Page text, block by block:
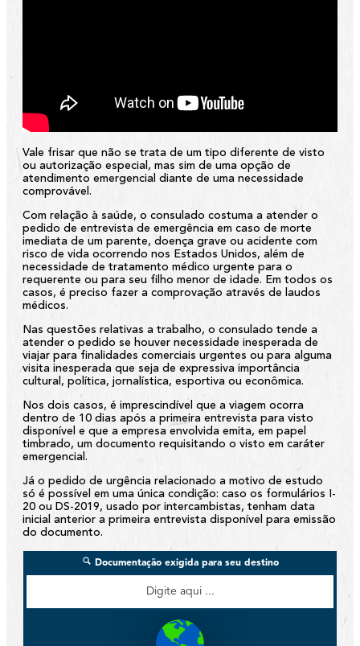
Vale frisar que não se trata de um tipo diferente de visto
ou autorização especial, mas sim de uma opção de
atendimento emergencial diante de uma necessidade
comprovável.
Com relação à saúde, o consulado costuma a atender o
pedido de entrevista de emergência em caso de morte
imediata de um parente, doença grave ou acidente com
risco de vida ocorrendo nos Estados Unidos, além de
necessidade de tratamento médico urgente para o
requerente ou para seu filho menor de idade. Em todos os
casos, é preciso fazer a comprovação através de laudos
médicos.
Nas questões relativas a trabalho, o consulado tende a
atender o pedido se houver necessidade inesperada de
viajar para finalidades comerciais urgentes ou para alguma
visita inesperada que seja de expressiva importância
cultural, política, jornalística, esportiva ou econômica.
Nos dois casos, é imprescindível que a viagem ocorra
dentro de 10 dias após a primeira entrevista para visto
disponível e que a empresa envolvida emita, em papel
timbrado, um documento requisitando o visto em caráter
emergencial.
Já o pedido de urgência relacionado a motivo de estudo
só é possível em uma única condição: caso os formulários I-
20 ou DS-2019, usado por intercambistas, tenham data
inicial anterior a primeira entrevista disponível para emissão
do documento.